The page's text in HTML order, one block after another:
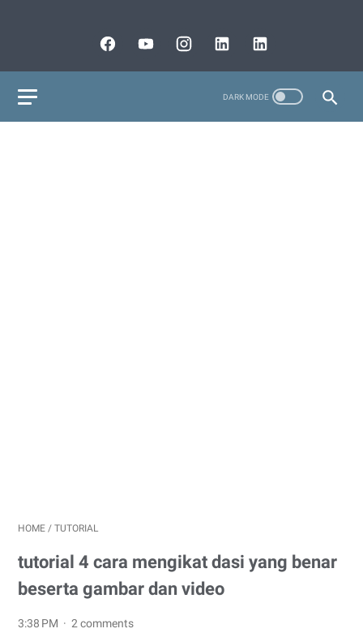
HOME / TUTORIAL
tutorial 4 cara mengikat dasi yang benar
beserta gambar dan video
3:38 PM 2 comments